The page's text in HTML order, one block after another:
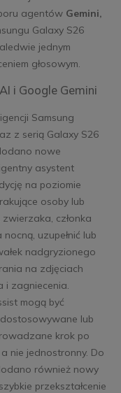
agentów Gemini,
Galaxy S26
jednym
głosowym.
i Google Gemini
Samsung
z serią Galaxy S26
nowe
asystent
na poziomie
osoby lub
członka
uzupełnić lub
nadgryzionego
na zdjęciach
i zagniecenia.
mogą być
lub
krok po
nie jednostronny. Do
również nowy
przekształcenie